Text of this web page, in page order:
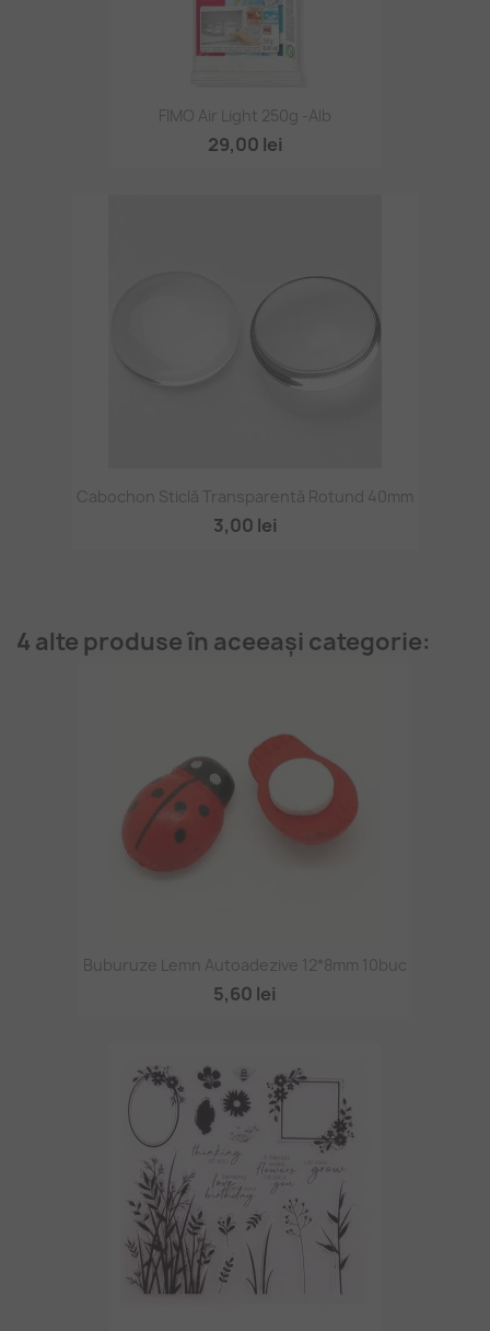
FIMO Air Light 250g -alb
29,00 lei
Cabochon Sticlă Transparentă Rotund 40mm
3,00 lei
4 alte produse în aceeași categorie:
Buburuze Lemn Autoadezive 12*8mm 10buc
5,60 lei